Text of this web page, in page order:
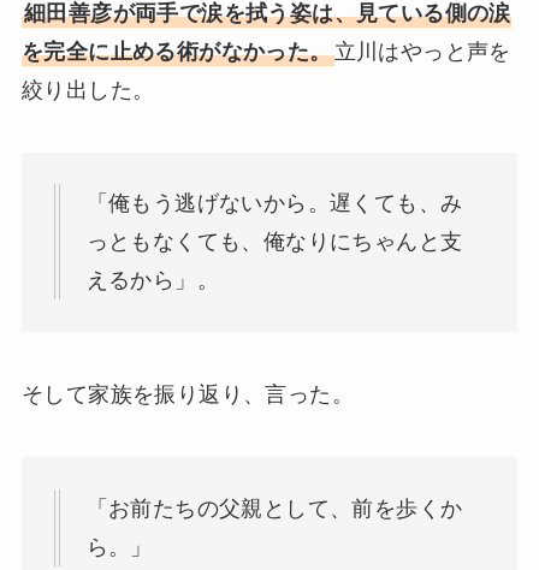
細田善彦が両手で涙を拭う姿は、見ている側の涙
を完全に止める術がなかった。立川はやっと声を
絞り出した。
「俺もう逃げないから。遅くても、み
っともなくても、俺なりにちゃんと支
えるから」。
そして家族を振り返り、言った。
「お前たちの父親として、前を歩くか
ら。」